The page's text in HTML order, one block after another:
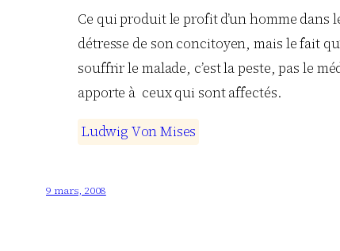
Ce qui produit le profit d’un homme dans
détresse de son concitoyen, mais le fait
souffrir le malade, c’est la peste, pas le
apporte à ceux qui sont affectés.
Ludwig VonMises
9 mars, 2008